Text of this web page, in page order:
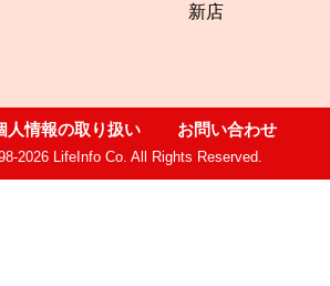
新店
人情報の取り扱い お問い合わせ
2026 LifeInfo Co. All Rights Reserved.